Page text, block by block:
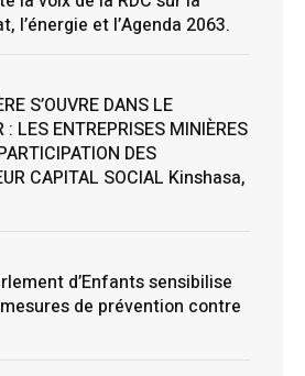
l’énergie et l’Agenda 2063.
S’OUVRE DANS LE
: LES ENTREPRISES MINIÈRES
DES
CAPITAL SOCIAL Kinshasa,
d’Enfants sensibilise
de prévention contre